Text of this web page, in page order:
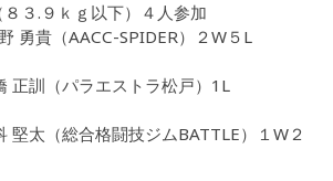
３.９ｋｇ以下）４人参加
AACC-SPIDER）２W５L
（パラエストラ松戸）1L
総合格闘技ジムBATTLE）１W２